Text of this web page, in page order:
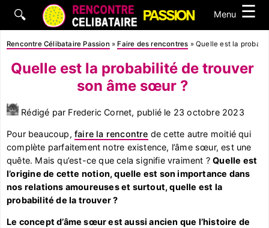
🔍 Menu ☰
Rencontre Célibataire Passion » Faire des rencontres »Quelle est la
Quelle est la probabilité de trouver
son âme sœur ?
Rédigé par Frederic Cornet, publié le 23 octobre 2023
Pour beaucoup, faire la rencontre de cette autre moitié qui
complète parfaitement notre existence, l’âme sœur, est une
quête. Mais qu’est-ce que cela signifie vraiment ?Quelle est
l’origine de cette notion, quelle est son importance dans
nos relations amoureuses et surtout, quelle est la
probabilité de la trouver ?
Le concept d’âme sœur est aussi ancien que l’histoire de